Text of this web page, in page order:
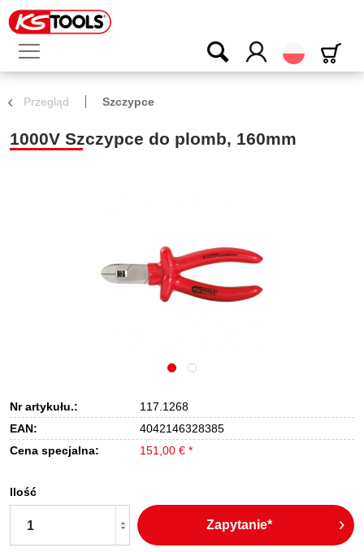
Polski
Przegląd Szczypce
1000V Szczypce do plomb, 160mm
Nr artykułu.:
117.1268
EAN:
4042146328385
Cena specjalna:
151,00 € *
Ilość
Zapytanie*